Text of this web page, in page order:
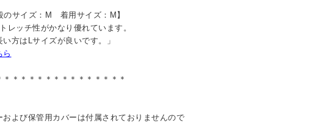
サイズ：M 着用サイズ：M】
レッチ性がかなり優れています。
方はLサイズが良いです。」
ら
＊＊＊＊＊＊＊＊＊＊＊＊＊＊＊
よび保管用カバーは付属されておりませんので